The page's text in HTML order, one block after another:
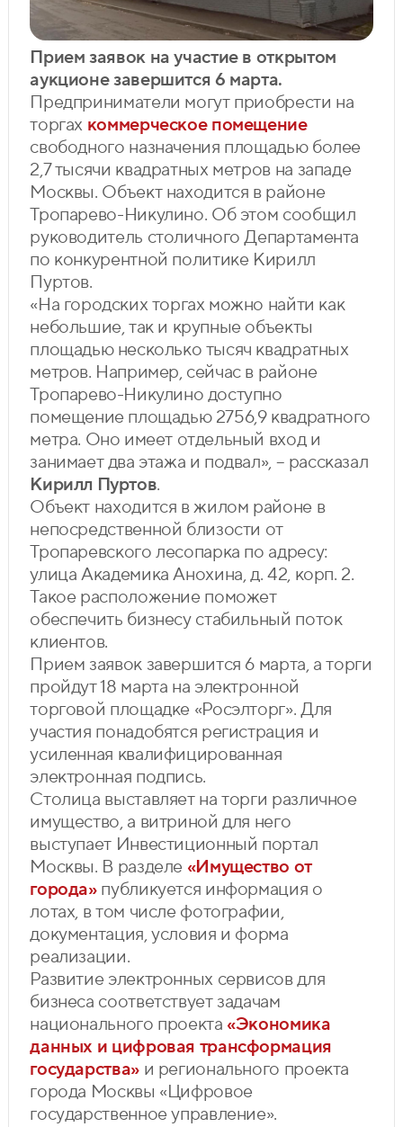
Прием заявок на участие в открытом
аукционе завершится 6 марта.
Предприниматели могут приобрести на
торгах коммерческое помещение
свободного назначения площадью более
2,7 тысячи квадратных метров на западе
Москвы. Объект находится в районе
Тропарево-Никулино. Об этом сообщил
руководитель столичного Департамента
по конкурентной политике Кирилл
Пуртов.
«На городских торгах можно найти как
небольшие, так и крупные объекты
площадью несколько тысяч квадратных
метров. Например, сейчас в районе
Тропарево-Никулино доступно
помещение площадью 2756,9 квадратного
метра. Оно имеет отдельный вход и
занимает два этажа и подвал», – рассказал
Кирилл Пуртов.
Объект находится в жилом районе в
непосредственной близости от
Тропаревского лесопарка по адресу:
улица Академика Анохина, д. 42, корп. 2.
Такое расположение поможет
обеспечить бизнесу стабильный поток
клиентов.
Прием заявок завершится 6 марта, а торги
пройдут 18 марта на электронной
торговой площадке «Росэлторг». Для
участия понадобятся регистрация и
усиленная квалифицированная
электронная подпись.
Столица выставляет на торги различное
имущество, а витриной для него
выступает Инвестиционный портал
Москвы. В разделе «Имущество от
города»публикуется информация о
лотах, в том числе фотографии,
документация, условия и форма
реализации.
Развитие электронных сервисов для
бизнеса соответствует задачам
национального проекта «Экономика
данных и цифровая трансформация
государства»и регионального проекта
города Москвы «Цифровое
государственное управление».